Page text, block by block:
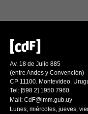
Av. 18 de Julio 885
(entre Andes y Convención)
CP 11100. Montevideo.
Tel: [598 2] 1950 7960
Mail: CdF@imm.gub.uy
Lunes, miércoles, jueves,